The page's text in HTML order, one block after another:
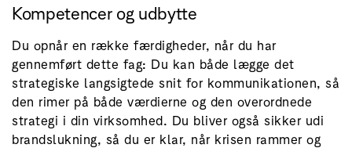
Kompetencer og udbytte
Du opnår en række færdigheder, når du har
gennemført dette fag: Du kan både lægge det
strategiske langsigtede snit for kommunikationen, så
den rimer på både værdierne og den overordnede
strategi i din virksomhed. Du bliver også sikker udi
brandslukning, så du er klar, når krisen rammer og